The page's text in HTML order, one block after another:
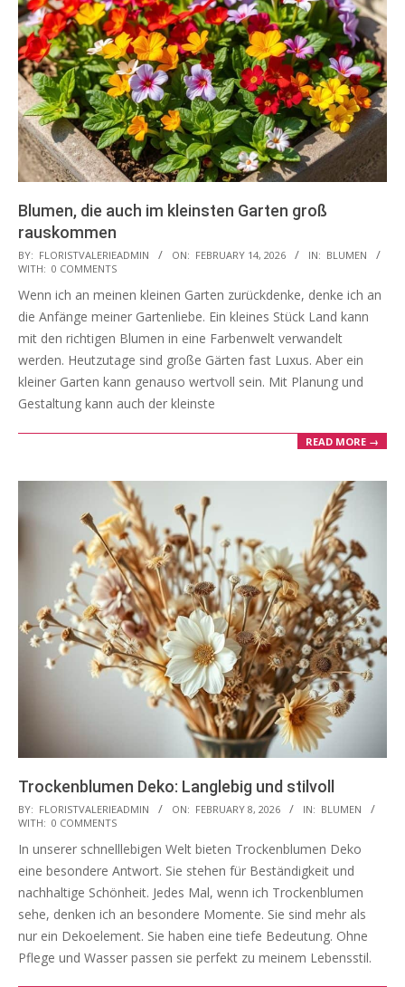
Blumen, die auch im kleinsten Garten groß
rauskommen
2026-
02-
14
BY: FLORISTVALERIEADMIN ON: FEBRUARY 14, 2026 IN: BLUMEN
WITH: 0 COMMENTS
Wenn ich an meinen kleinen Garten zurückdenke, denke ich an
die Anfänge meiner Gartenliebe. Ein kleines Stück Land kann
mit den richtigen Blumen in eine Farbenwelt verwandelt
werden. Heutzutage sind große Gärten fast Luxus. Aber ein
kleiner Garten kann genauso wertvoll sein. Mit Planung und
Gestaltung kann auch der kleinste
READ MORE →
Trockenblumen Deko: Langlebig und stilvoll
2026-
02-
08
BY: FLORISTVALERIEADMIN ON: FEBRUARY 8, 2026 IN: BLUMEN
WITH: 0 COMMENTS
In unserer schnelllebigen Welt bieten Trockenblumen Deko
eine besondere Antwort. Sie stehen für Beständigkeit und
nachhaltige Schönheit. Jedes Mal, wenn ich Trockenblumen
sehe, denken ich an besondere Momente. Sie sind mehr als
nur ein Dekoelement. Sie haben eine tiefe Bedeutung. Ohne
Pflege und Wasser passen sie perfekt zu meinem Lebensstil.